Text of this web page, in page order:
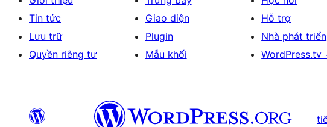
Tin tức
Lưu trữ
Quyền riêng tư
Giao diện
Plugin
Mẫu khối
Hỗ trợ
Nhà phát triển
WordPress.tv